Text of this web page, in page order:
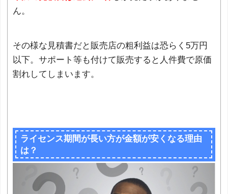
ん。
その様な見積書だと販売店の粗利益は恐らく5万円
以下。サポート等も付けて販売すると人件費で原価
割れしてしまいます。
ライセンス期間が長い方が金額が安くなる理由
は？